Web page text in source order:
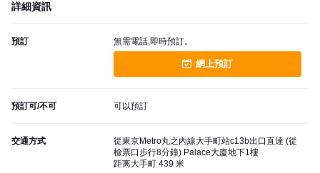
詳細資訊
預訂 無需電話,即時預訂。
網上預訂
預訂可/不可 可以預訂
交通方式
從東京Metro丸之內線大手町站c13b出口直達 (從
檢票口步行8分鐘) Palace大廈地下1樓
距离大手町 439 米